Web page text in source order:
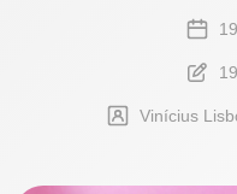
Vinícius